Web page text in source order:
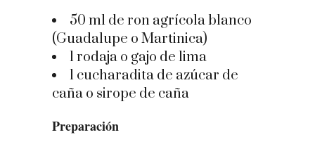
50 ml de ron agrícola blanco
(Guadalupe o Martinica)
1 rodaja o gajo de lima
1 cucharadita de azúcar de
caña o sirope de caña
Preparación